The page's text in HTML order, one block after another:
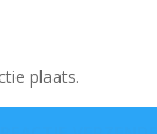
plaats.